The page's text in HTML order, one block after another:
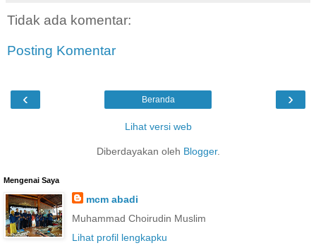
Tidak ada komentar:
Posting Komentar
‹ ›
Beranda
Lihat versi web
Diberdayakan oleh Blogger.
Mengenai Saya
mcm abadi
Muhammad Choirudin Muslim
Lihat profil lengkapku